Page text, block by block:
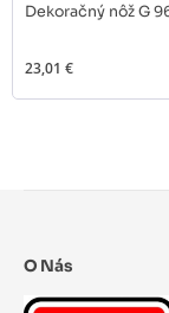
Dekoračný nôž G
23,01 €
O Nás